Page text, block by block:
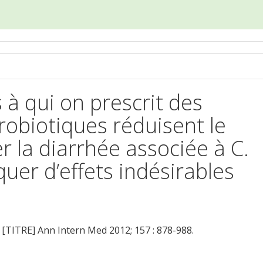
à qui on prescrit des
réduisent le
la diarrhée associée à C.
d’effets indésirables
Ann Intern Med 2012; 157 : 878-988.